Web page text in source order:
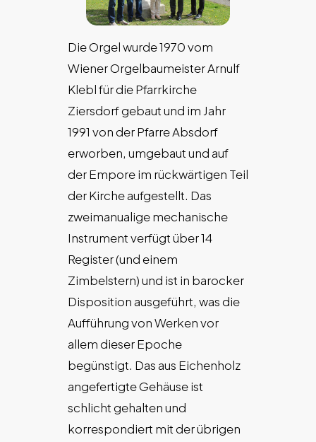
Die Orgel wurde 1970 vom
Wiener Orgelbaumeister Arnulf
Klebl für die Pfarrkirche
Ziersdorf gebaut und im Jahr
1991 von der Pfarre Absdorf
erworben, umgebaut und auf
der Empore im rückwärtigen Teil
der Kirche aufgestellt. Das
zweimanualige mechanische
Instrument verfügt über 14
Register (und einem
Zimbelstern) und ist in barocker
Disposition ausgeführt, was die
Aufführung von Werken vor
allem dieser Epoche
begünstigt. Das aus Eichenholz
angefertigte Gehäuse ist
schlicht gehalten und
korrespondiert mit der übrigen